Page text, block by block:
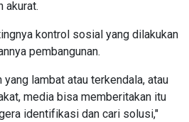
akurat.
kontrol sosial yang dilakukan
pembangunan.
yang lambat atau terkendala, atau
media bisa memberitakan itu
identifikasi dan cari solusi,"